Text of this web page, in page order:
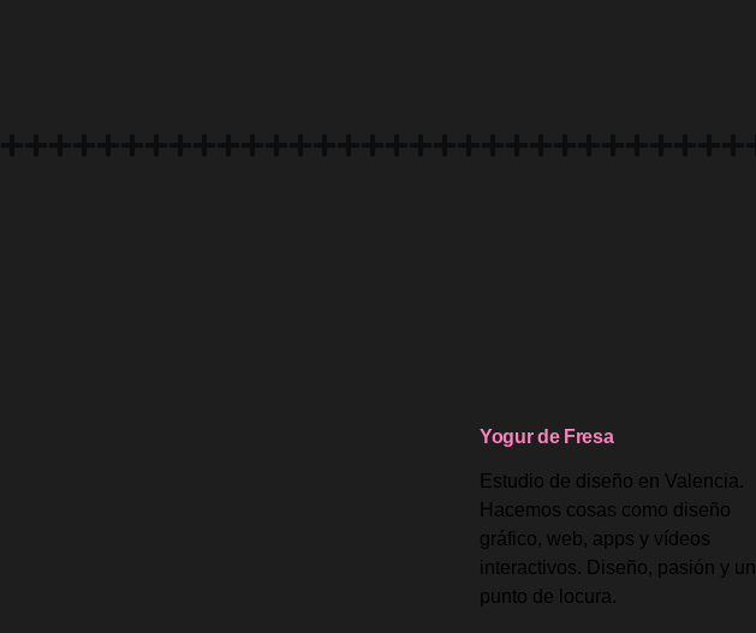
Yogur de Fresa
Estudio de diseño en Valencia.
Hacemos cosas como diseño
gráfico, web, apps y vídeos
interactivos. Diseño, pasión y un
punto de locura.